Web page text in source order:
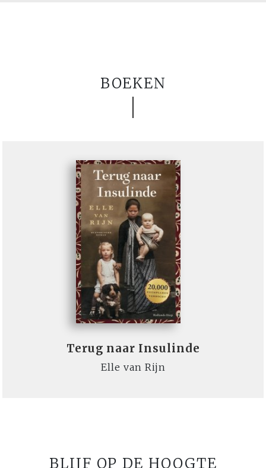
BOEKEN
Terug naar Insulinde
Elle van Rijn
BLIJF OP DE HOOGTE